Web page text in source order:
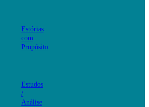
Estórias
com
Propósito
Estudos
/
Análise